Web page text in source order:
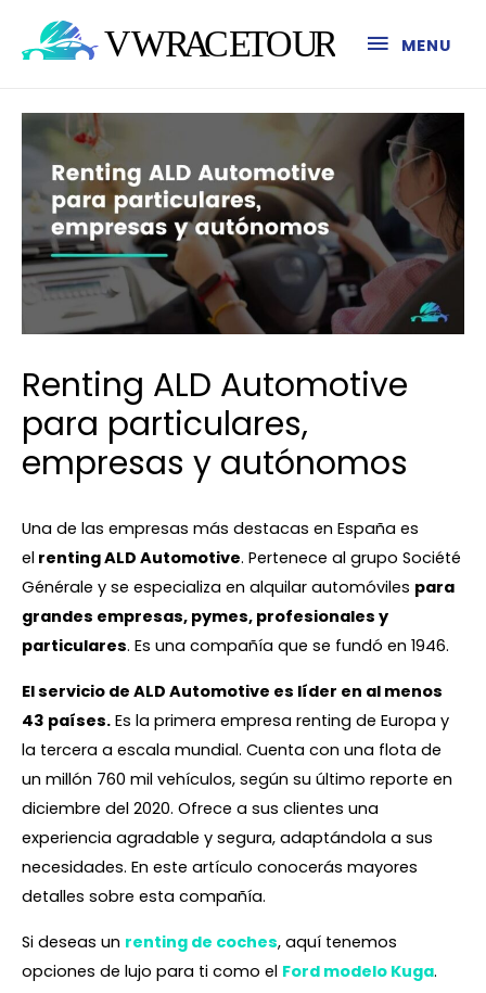
MENU
Renting ALD Automotive
para particulares,
empresas y autónomos
Una de las empresas más destacas en España es
el renting ALD Automotive. Pertenece al grupo Société
Générale y se especializa en alquilar automóviles para
grandes empresas, pymes, profesionales y
particulares. Es una compañía que se fundó en 1946.
El servicio de ALD Automotive es líder en al menos
43 países. Es la primera empresa renting de Europa y
la tercera a escala mundial. Cuenta con una flota de
un millón 760 mil vehículos, según su último reporte en
diciembre del 2020. Ofrece a sus clientes una
experiencia agradable y segura, adaptándola a sus
necesidades. En este artículo conocerás mayores
detalles sobre esta compañía.
Si deseas un renting de coches, aquí tenemos
opciones de lujo para ti como el Ford modelo Kuga.